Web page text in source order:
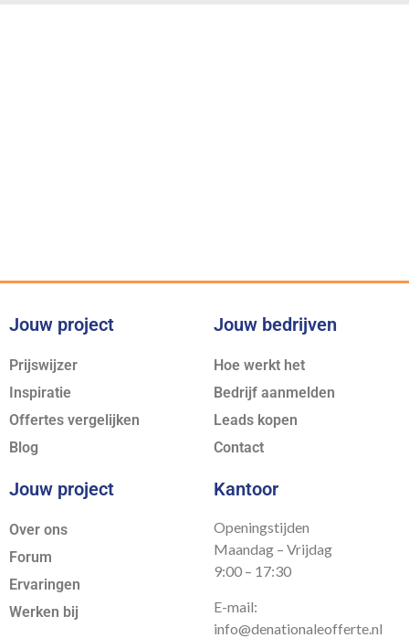
Jouw project
Prijswijzer
Inspiratie
Offertes vergelijken
Blog
Jouw bedrijven
Hoe werkt het
Bedrijf aanmelden
Leads kopen
Contact
Jouw project
Over ons
Forum
Ervaringen
Werken bij
Kantoor
Openingstijden
Maandag – Vrijdag
9:00 – 17:30
E-mail:
info@denationaleofferte.nl